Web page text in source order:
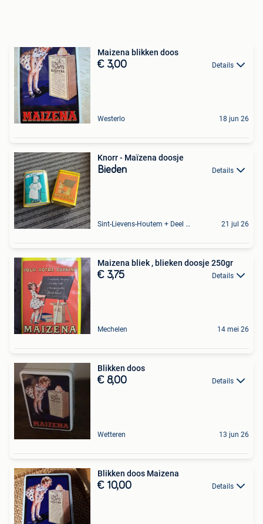
Maizena blikken doos
€ 3,00 Details
Westerlo 18 jun 26
Knorr - Maïzena doosje
Bieden Details
Sint-Lievens-Houtem + Deel Oombergen 21 jul 26
Maizena bliek , blieken doosje 250gr
€ 3,75 Details
Mechelen 14 mei 26
Blikken doos
€ 8,00 Details
Wetteren 13 jun 26
Blikken doos Maizena
€ 10,00 Details